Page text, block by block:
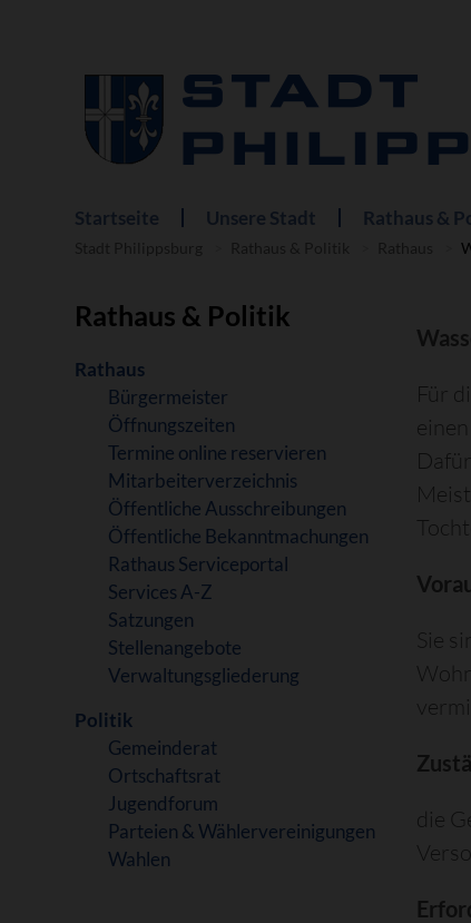
Navigation
überspringen
Startseite Unsere Stadt Rathaus &
Rathaus & Politik
Navigation
überspringen
Rathaus
Bürgermeister
Öffnungszeiten
Termine online reservieren
Mitarbeiterverzeichnis
Öffentliche Ausschreibungen
Öffentliche Bekanntmachungen
Rathaus Serviceportal
Services A-Z
Satzungen
Stellenangebote
Verwaltungsgliederung
Politik
Gemeinderat
Ortschaftsrat
Jugendforum
Parteien & Wählervereinigungen
Wahlen
Für
Sie
die